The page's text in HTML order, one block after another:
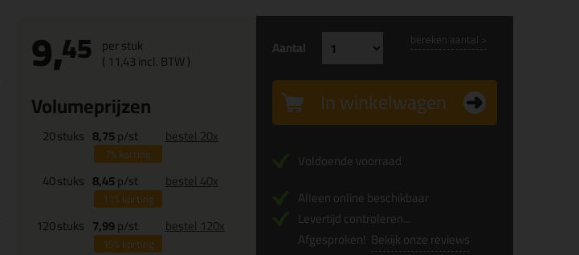
9,45 per stuk
( 11,43incl. BTW )
Volumeprijzen
20stuks 8,75p/st
7%korting
bestel 20x
40stuks 8,45p/st
11%korting
bestel 40x
120stuks 7,99p/st
15%korting
bestel 120x
Aantal bereken aantal >
In winkelwagen
Voldoende voorraad
Alleen online beschikbaar
Levertijd controleren...
Afgesproken! Bekijk onze reviews